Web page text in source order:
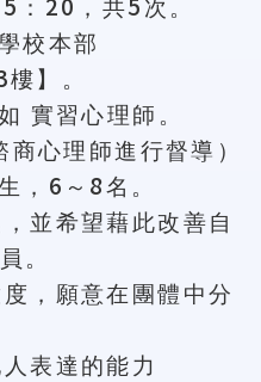
： ，共
次。
校本部
樓】。
實習心理師。
商心理師進行督導）
， 6 ～ 8名。
並希望藉此改善自
。
，願意在團體中分
表達的能力